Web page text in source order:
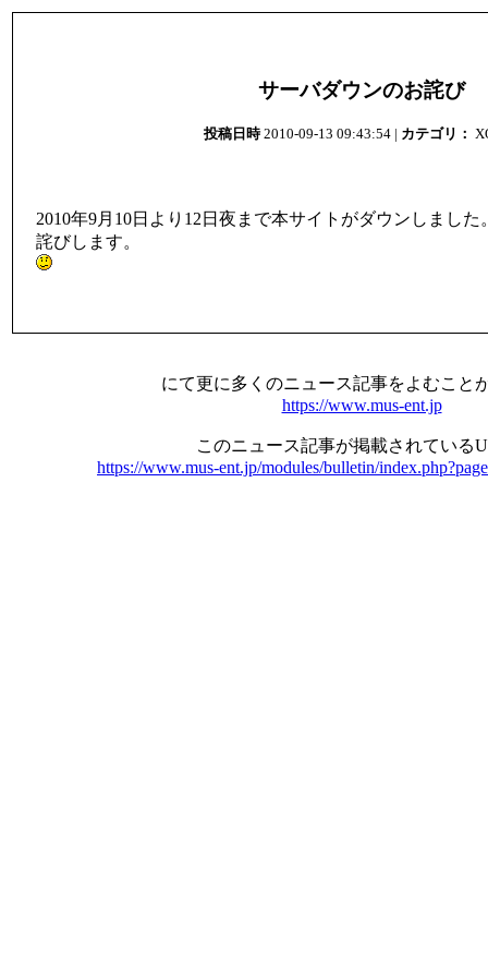
サーバダウンのお詫び
投稿日時2010-09-13 09:43:54 | カテゴリ：
2010年9月10日より12日夜まで本サイトがダウンしまし
詫びします。
にて更に多くのニュース記事をよむこと
https://www.mus-ent.jp
このニュース記事が掲載されている
https://www.mus-ent.jp/modules/bulletin/